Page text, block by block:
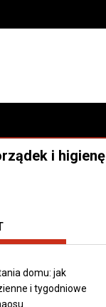
mieszkańców?
i higienę
domu: jak
i tygodniowe